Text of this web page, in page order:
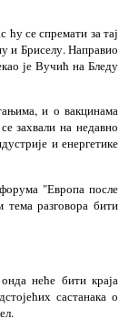
се спремати за тај
и Бриселу. Направио
је Вучић на Бледу
и о вакцинама
захвали на недавно
и енергетике
"Европа после
разговора бити
неће бити краја
састанака о